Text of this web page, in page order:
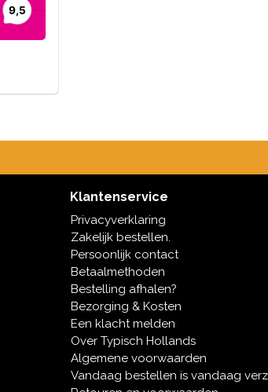
Klantenservice
Privacyverklaring
Zakelijk bestellen.
Persoonlijk contact
Betaalmethoden
Bestelling afhalen?
Bezorging & Kosten
Een klacht melden
Over Typisch Hollands
Algemene voorwaarden
Vandaag bestellen is vandaag